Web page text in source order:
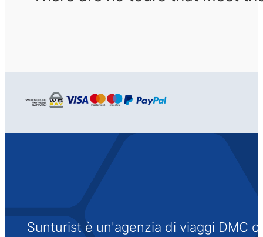
Sunturist è un'agenzia di viaggi DMC